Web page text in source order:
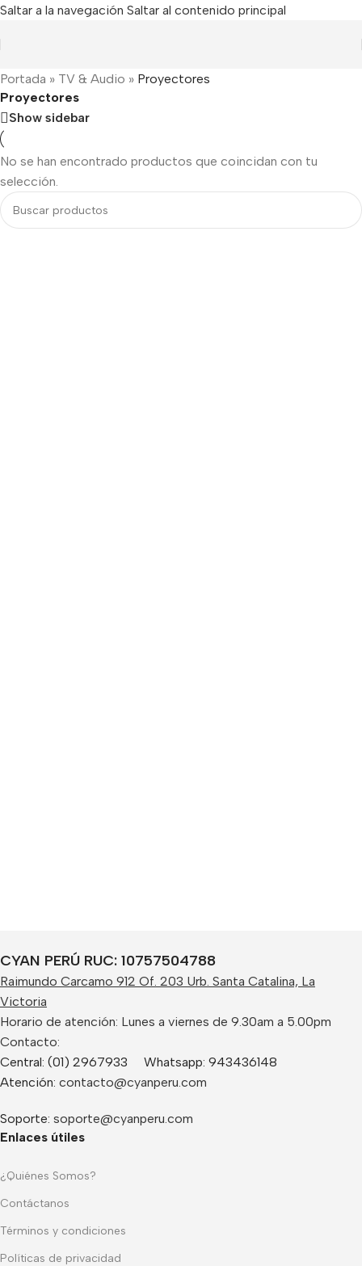
Saltar a la navegación Saltar al contenido principal
Portada » TV & Audio » Proyectores
Proyectores
Show sidebar
No se han encontrado productos que coincidan con tu
selección.
CYAN PERÚ RUC: 10757504788
Raimundo Carcamo 912 Of. 203 Urb. Santa Catalina, La
Victoria
Horario de atención: Lunes a viernes de 9.30am a 5.00pm
Contacto:
Central: (01) 2967933 Whatsapp: 943436148
Atención: contacto@cyanperu.com
Soporte: soporte@cyanperu.com
Enlaces útiles
¿Quiénes Somos?
Contáctanos
Términos y condiciones
Políticas de privacidad